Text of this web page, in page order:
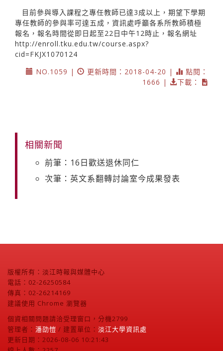
目前參與導入課程之專任教師已達3成以上，期望下學期
專任教師的參與率可達五成，資訊處呼籲各系所教師積極
報名，報名時間從即日起至22日中午12時止，報名網址
http://enroll.tku.edu.tw/course.aspx?
cid=FKJX1070124
NO.1059 |
更新時間：2018-04-20 |
點閱：
1666 |
下載：
相關新聞
前筆：16日歡送退休同仁
次筆：英文系翻轉討論室今成果發表
版權所有：淡江時報與媒體中心
電話：02-26250584
傳真：02-26214169
建議使用 Chrome 瀏覽器
個資相關問題請洽受理窗口，分機2799
管理者： 潘劭愷 / 建置單位： 淡江大學資訊處
更新日期：2026-08-06 10:21:43